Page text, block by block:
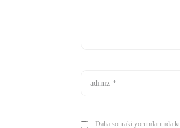
Daha sonraki yorumlarımda